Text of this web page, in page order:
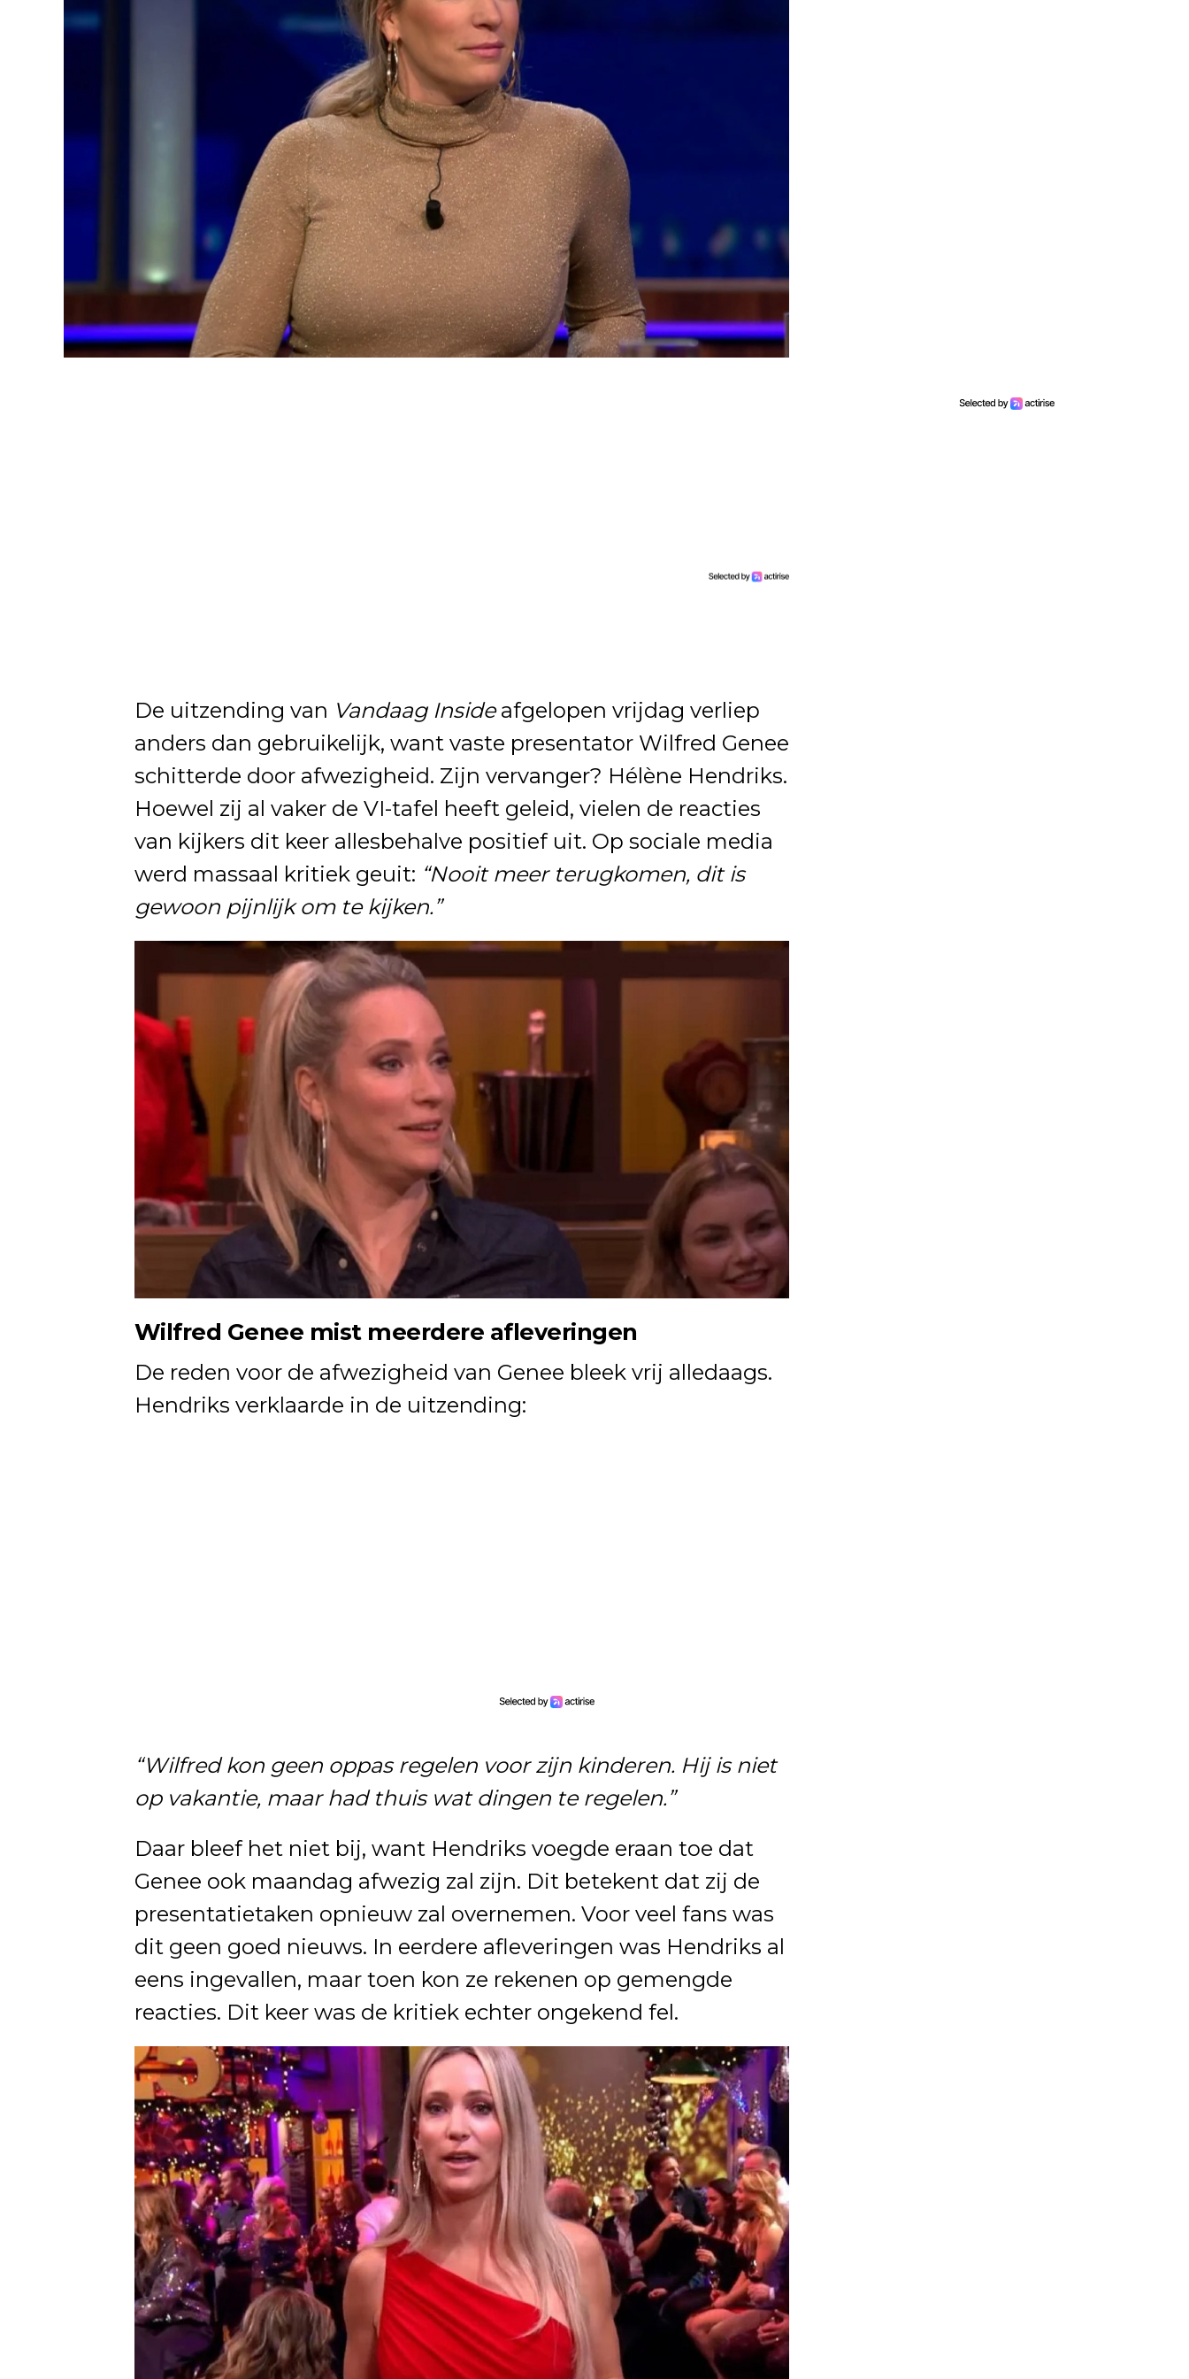
De uitzending van Vandaag Insideafgelopen vrijdag verliep
anders dan gebruikelijk, want vaste presentator Wilfred Genee
schitterde door afwezigheid. Zijn vervanger? Hélène Hendriks.
Hoewel zij al vaker de VI-tafel heeft geleid, vielen de reacties
van kijkers dit keer allesbehalve positief uit. Op sociale media
werd massaal kritiek geuit: “Nooit meer terugkomen, dit is
gewoon pijnlijk om te kijken.”
Wilfred Genee mist meerdere afleveringen
De reden voor de afwezigheid van Genee bleek vrij alledaags.
Hendriks verklaarde in de uitzending:
“Wilfred kon geen oppas regelen voor zijn kinderen. Hij is niet
op vakantie, maar had thuis wat dingen te regelen.”
Daar bleef het niet bij, want Hendriks voegde eraan toe dat
Genee ook maandag afwezig zal zijn. Dit betekent dat zij de
presentatietaken opnieuw zal overnemen. Voor veel fans was
dit geen goed nieuws. In eerdere afleveringen was Hendriks al
eens ingevallen, maar toen kon ze rekenen op gemengde
reacties. Dit keer was de kritiek echter ongekend fel.